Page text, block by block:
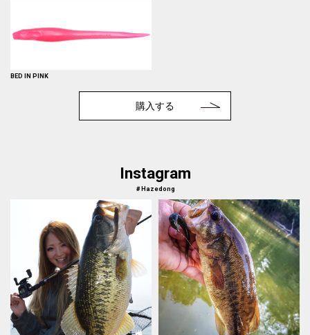
BED IN PINK
購入する
Instagram
＃Hazedong